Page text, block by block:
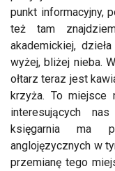
punkt informacyjny,
też tam
akademickiej,
wyżej, bliżej nieba.
ołtarz teraz jest
krzyża. To miejsce
interesujących
księgarnia ma
anglojęzycznych w
przemianę tego